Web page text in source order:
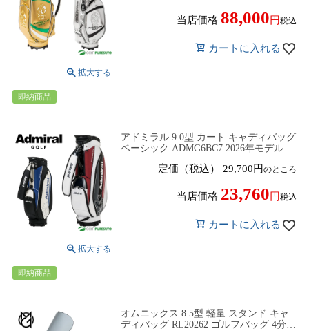
当店価格 88,000 税込
カートに入れる
即納商品
アドミラル 9.0型 カート キャディバッグ
ベーシック ADMG6BC7 2026年モデル ゴ
定価（税込） 29,700 のところ
当店価格 23,760 税込
カートに入れる
即納商品
オムニックス 8.5型 軽量 スタンド キャ
ディバッグ RL20262 ゴルフバッグ 4分割